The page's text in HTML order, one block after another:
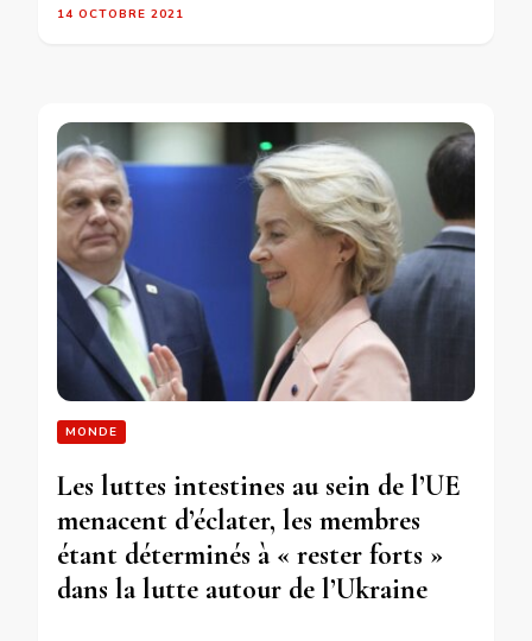
14 OCTOBRE 2021
MONDE
Les luttes intestines au sein de l’UE
menacent d’éclater, les membres
étant déterminés à « rester forts »
dans la lutte autour de l’Ukraine